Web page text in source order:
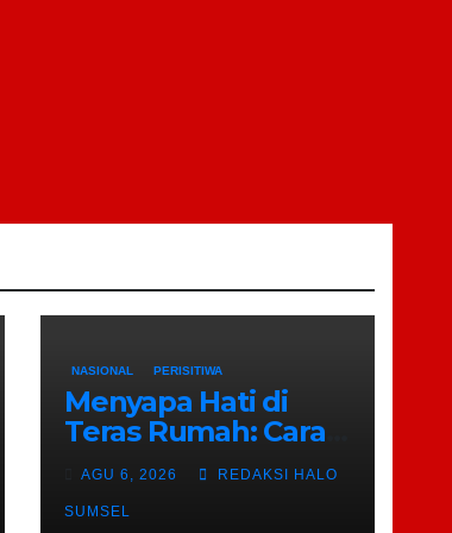
NASIONAL PERISITIWA
Menyapa Hati di
Teras Rumah: Cara
Babinsa Kesongo
Rajut Kebersamaan
di TMMD 129
AGU 6, 2026 REDAKSI HALO
SUMSEL